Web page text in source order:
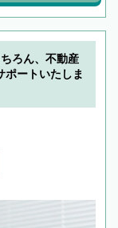
ろん、不動産
ポートいたしま